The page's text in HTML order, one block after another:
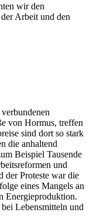
wir den
Arbeit und den
von Hormus, treffen
sind dort so stark
die anhaltend
Beispiel Tausende
und
der Proteste war die
eines Mangels an
Energieproduktion.
Lebensmitteln und